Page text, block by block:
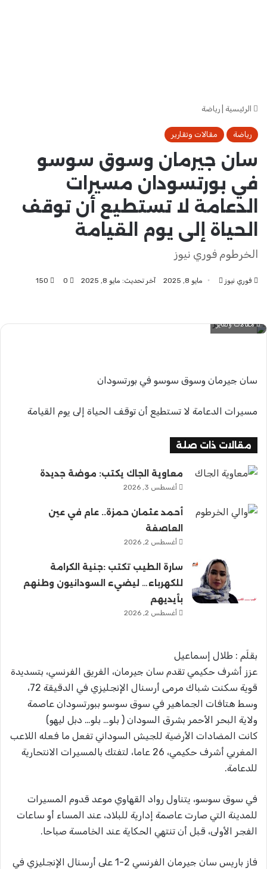
الرئيسية رياضة
رياضة مقالات وتقارير
سان جيرمان وسوق سوسو
في بورتسودان مسيرات
الدعامة لا تستطيع أن توقف
الحياة إلى يوم القيامة
الخرطوم فوري نيوز
فوري نيوز
أرسل مايو 8, 2025 آخر تحديث: مايو 8, 2025 0
150
مقالات وتقاير
سان جيرمان وسوق سوسو في بورتسودان
مسيرات الدعامة لا تستطيع أن توقف الحياة إلى يوم القيامة
مقالات ذات صلة
معاوية الجاك يكتب: موضة جديدة
أغسطس 3, 2026
أحمد عثمان حمزة.. عام في عين
العاصفة
أغسطس 2, 2026
سارة الطيب تكتب :جنية الكرامة
للكهرباء… ليضيء السودانيون وطنهم
بأيديهم
أغسطس 2, 2026
بقلَم : طلال إسماعيل
عزز أشرف حكيمي تقدم سان جيرمان، الفريق الفرنسي، بتسديدة
قوية سكنت شباك مرمى أرسنال الإنجليزي في الدقيقة 72،
وسط هتافات الجماهير في سوق سوسو ببورتسودان عاصمة
ولاية البحر الأحمر بشرق السودان ( بلو… بلو… دبل ليهو)
كانت المضادات الأرضية للجيش السوداني تفعل ما فعله اللاعب
المغربي أشرف حكيمي، 26 عاما، لتفتك بالمسيرات الانتحارية
للدعامة.
في سوق سوسو، يتناول رواد القهاوي موعد قدوم المسيرات
للمدينة التي صارت عاصمة إدارية للبلاد، عند المساء أو ساعات
الفجر الأولى، قبل أن تنتهي الحكاية عند الخامسة صباحا.
فاز باريس سان جيرمان الفرنسي 2-1 على أرسنال الإنجليزي في